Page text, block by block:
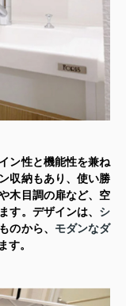
ン性と機能性を兼ね
収納もあり、使い勝
木目調の扉など、空
す。デザインは、 シ
のから、 モダンなダ
す。